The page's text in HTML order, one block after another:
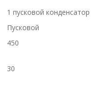
1 пусковой конденсатор
Пусковой
450
30